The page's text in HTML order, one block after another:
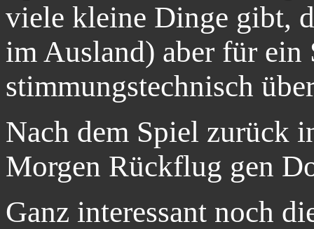
viele kleine Dinge gibt,
im Ausland) aber für ein
stimmungstechnisch
Nach dem Spiel zurück
Morgen Rückflug gen
Ganz interessant noch